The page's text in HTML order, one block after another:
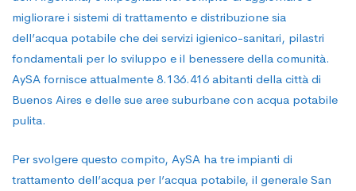
migliorare i sistemi di trattamento e distribuzione sia
dell’acqua potabile che dei servizi igienico-sanitari, pilastri
fondamentali per lo sviluppo e il benessere della comunità.
AySA fornisce attualmente 8.136.416 abitanti della città di
Buenos Aires e delle sue aree suburbane con acqua potabile
pulita.
Per svolgere questo compito, AySA ha tre impianti di
trattamento dell’acqua per l’acqua potabile, il generale San